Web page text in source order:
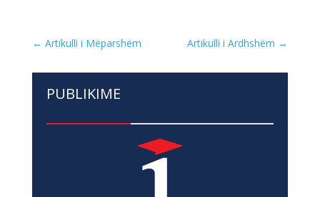
← Artikulli i Mëparshëm Artikulli i Ardhshëm →
PUBLIKIME